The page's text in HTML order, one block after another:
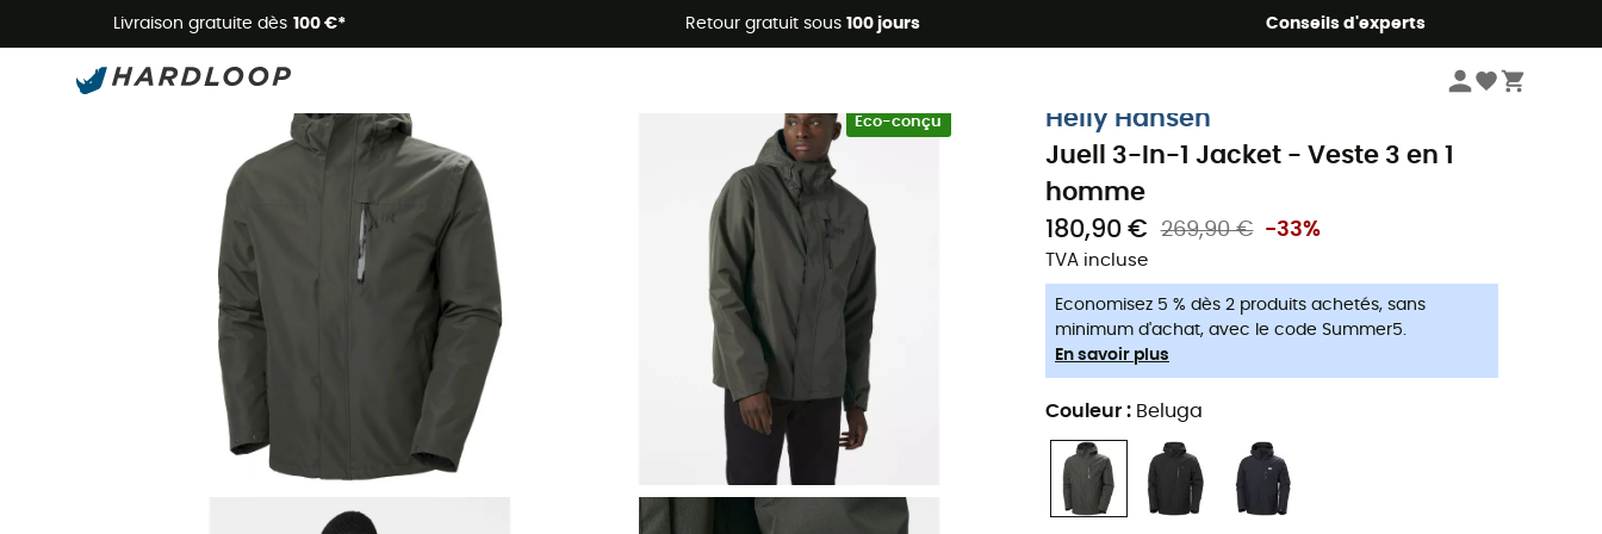
Livraison gratuite dès 100 €* Retour gratuit sous 100 jours Conseils d'experts
Promos d'été 🔥 -5 % EXTRA dès 2 produits* code Summer5
Eco-conçu
Helly Hansen
Juell 3-In-1 Jacket - Veste 3 en 1
homme
180,90 €
269,90 € -33%
TVA incluse
Economisez 5 % dès 2 produits achetés, sans
minimum d'achat, avec le code Summer5.
En savoir plus
Couleur : Beluga